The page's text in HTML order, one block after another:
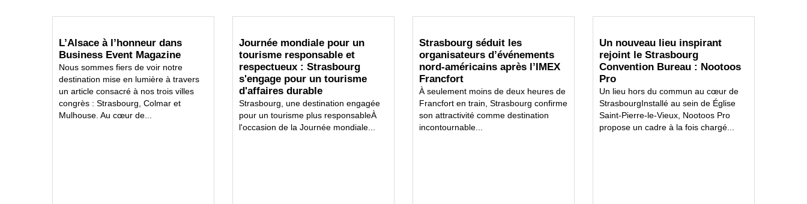
L’Alsace à l’honneur dans
Business Event Magazine
Nous sommes fiers de voir notre
destination mise en lumière à travers
un article consacré à nos trois villes
congrès : Strasbourg, Colmar et
Mulhouse. Au cœur de...
Journée mondiale pour un
tourisme responsable et
respectueux : Strasbourg
s'engage pour un tourisme
d'affaires durable
Strasbourg, une destination engagée
pour un tourisme plus responsableÀ
l'occasion de la Journée mondiale...
Strasbourg séduit les
organisateurs d’événements
nord-américains après l’IMEX
Francfort
À seulement moins de deux heures de
Francfort en train, Strasbourg confirme
son attractivité comme destination
incontournable...
Un nouveau lieu inspirant
rejoint le Strasbourg
Convention Bureau : Nootoos
Pro
Un lieu hors du commun au cœur de
StrasbourgInstallé au sein de Église
Saint-Pierre-le-Vieux, Nootoos Pro
propose un cadre à la fois chargé...